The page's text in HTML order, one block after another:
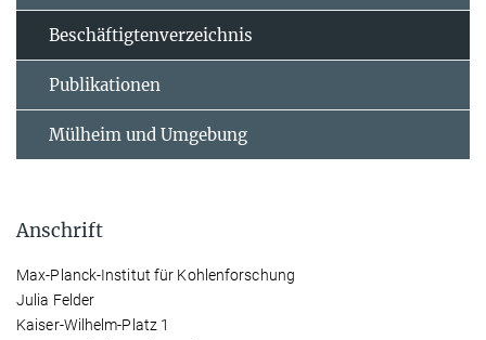
Beschäftigtenverzeichnis
Publikationen
Mülheim und Umgebung
Anschrift
Max-Planck-Institut für Kohlenforschung
Julia Felder
Kaiser-Wilhelm-Platz 1